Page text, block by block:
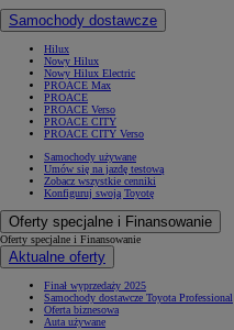
Samochody dostawcze
Hilux
Nowy Hilux
Nowy Hilux Electric
PROACE Max
PROACE
PROACE Verso
PROACE CITY
PROACE CITY Verso
Samochody używane
Umów się na jazdę testową
Zobacz wszystkie cenniki
Konfiguruj swoją Toyotę
Oferty specjalne i Finansowanie
Oferty specjalne i Finansowanie
Aktualne oferty
Finał wyprzedaży 2025
Samochody dostawcze Toyota Professional
Oferta biznesowa
Auta używane